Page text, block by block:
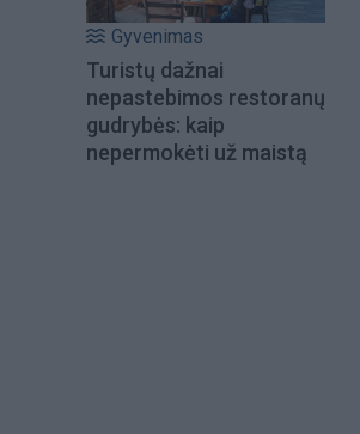
Gyvenimas
Turistų dažnai
nepastebimos restoranų
gudrybės: kaip
nepermokėti už maistą